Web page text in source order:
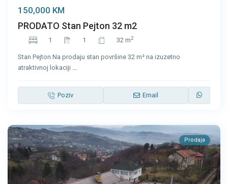
150,000 KM
PRODATO Stan Pejton 32 m2
1 1 32 m2
Stan Pejton Na prodaju stan površine 32 m² na izuzetno
atraktivnoj lokaciji ...
Poziv Email
Prodaja